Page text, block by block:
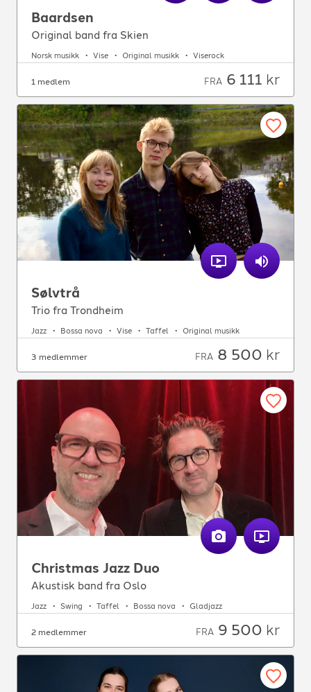
Baardsen
Original band fra Skien
Norsk musikk Vise Original musikk Viserock
1 medlem FRA 6 111 kr
Sølvtrå
Trio fra Trondheim
Jazz Bossa nova Vise Taffel Original musikk
3 medlemmer FRA 8 500 kr
Christmas Jazz Duo
Akustisk band fra Oslo
Jazz Swing Taffel Bossa nova Gladjazz
2 medlemmer FRA 9 500 kr